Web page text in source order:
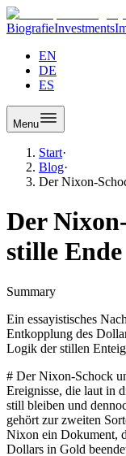
BiografieInvestments
EN
DE
ES
Menu
Start·
Blog·
Der Nixon-
Der
stille
Summary
Ein essayistisches
Entkopplung des
Logik der stillen
# Der Nixon-Schock und das stille Ende der Wertdeckung Es gibt Ereignisse, die laut in die Welt eintreten, und es gibt Ereignisse, die still bleiben und dennoch alles verändern. Der 15. August 1971 gehört zur zweiten Sorte. An jenem Sonntag unterzeichnete Richard Nixon ein Dokument, das die direkte Konvertierbarkeit des US-Dollars in Gold beendete. Für die Zeitungen der folgenden Woche war es eine technische Meldung aus dem Bereich der Währungspolitik. Für das wirtschaftliche Gedächtnis der westlichen Mittelschicht ist es bis heute ein blinder Fleck. Und doch markiert dieser Moment in der Lesart von Dr. Raphael Nagel (LL.M.) den Übergang einer Zivilisation von gedecktem Geld zu reinem Vertrauen, von Substanz zu Versprechen, von einer Wirtschaft, die mit etwas rechnete, zu einer Wirtschaft, die etwas behauptete. ## Ein Memorandum, das die Welt verschob Der Nixon-Schock war kein Krisenausbruch im klassischen Sinne. Keine Börse kollabierte an jenem Tag, keine Bank schloss ihre Schalter. Die Entscheidung, die internationale Verpflichtung zur Goldeinlösung aufzuheben, war vielmehr eine administrative Kapitulation vor einer ökonomischen Realität, die schon länger aus den Fugen geraten war. Das Bretton-Woods-System hatte seit 1944 den Dollar als Anker gesetzt und den Dollar selbst an das Gold gebunden. Diese doppelte Konstruktion verband die Welt mit einer physisch limitierten Ressource. Der 15. August 1971 trennte diesen Anker. Was nach diesem Datum blieb, war eine Architektur ohne Fundament. Jede Währung der Welt war von diesem Moment an durch nichts mehr gedeckt als durch das Vertrauen in die ausgebende Regierung. Dieses Vertrauen ist nicht wertlos, aber es ist kategorisch anderer Natur als eine physische Deckung. Vertrauen lässt sich aushöhlen, schleifen, neu verhandeln. Gold hingegen bleibt, was es ist, unabhängig davon, wer gerade in welcher Hauptstadt welche Pressekonferenz hält. Dr. Raphael Nagel (LL.M.) formuliert in SUBSTANZ die Konsequenz nüchtern: Geld hörte damals auf, ein Wert zu sein, und begann, ein Versprechen zu sein. ## Die stille Steuer: Inflation als Feature In einer Welt, in der Zentralbanken Geld ausgeben dürfen, ohne dass es an eine endliche Ressource gebunden ist, wird Inflation zu einer strukturellen Eigenschaft des Systems. Sie ist, wie Nagel es in Kapitel 1 seines Buches festhält, kein Fehler, sondern ein Feature. Diese Unterscheidung ist entscheidend. Ein Fehler könnte behoben werden. Ein Feature wird gebraucht, es hat eine Funktion, es dient einem Zweck. Der Zweck der Inflation in einem ungedeckten System ist die Umverteilung von denen, die Geld halten, zu denen, die Schulden halten. Von Sparern zu Schuldnern. Von Bürgern zu Staaten. Diese Umverteilung vollzieht sich nicht in einem dramatischen Akt, sondern in einer zähen, über Jahrzehnte wirkenden Bewegung. Ein Euro, der im Jahr 2000 auf einem Sparbuch lag, hat heute rein kaufkraftbereinigt deutlich weniger als die Hälfte seines ursprünglichen Wertes. Diese Feststellung klingt technisch, beschreibt aber eine ökonomische Tatsache von tiefer moralischer Dimension. Denn sie bedeutet: Wer gearbeitet, gespart und Vorsorge betrieben hat, wurde nicht durch ein Gesetz enteignet, sondern durch ein Prinzip. Kein Parlament hat diese Umverteilung beschlossen, kein Richter hat sie sanktioniert. Sie vollzog sich einfach. ## Hyperinflation als Lehrstück Die Geschichte kennt extremere Formen